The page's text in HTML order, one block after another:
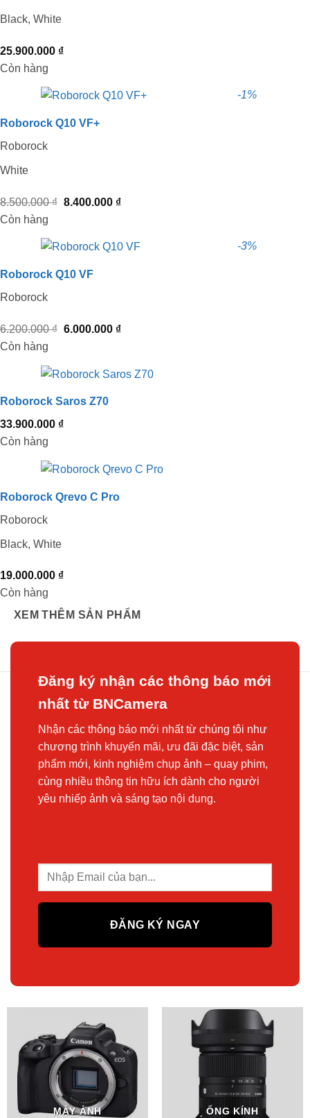
Black, White
25.900.000 ₫
Còn hàng
-1%
Roborock Q10 VF+
Roborock
White
8.500.000₫ Giá
8.500.000 ₫.
8.400.000 ₫Giá
là:
Còn hàng
-3%
Roborock Q10 VF
Roborock
6.200.000₫ Giá
6.200.000 ₫.
6.000.000 ₫Giá
là:
Còn hàng
Roborock Saros Z70
33.900.000 ₫
Còn hàng
Roborock Qrevo C Pro
Roborock
Black, White
19.000.000 ₫
Còn hàng
XEM THÊM SẢN PHẨM
Đăng ký nhận các thông báo mới
nhất từ BNCamera
Nhận các thông báo mới nhất từ chúng tôi như
chương trình khuyến mãi, ưu đãi đặc biệt, sản
phẩm mới, kinh nghiệm chụp ảnh – quay phim,
cùng nhiều thông tin hữu ích dành cho người
yêu nhiếp ảnh và sáng tạo nội dung.
MÁY ẢNH ỐNG KÍNH